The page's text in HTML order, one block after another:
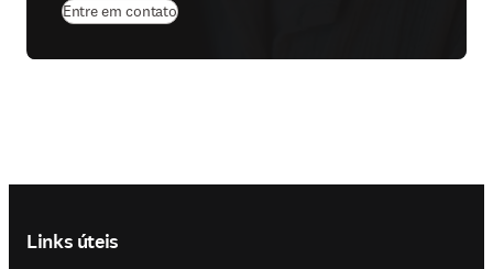
Entre em contato
Links úteis